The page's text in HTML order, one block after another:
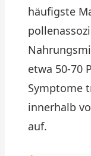
häufigste
etwa 50-70
Symptome
innerhalb
auf.